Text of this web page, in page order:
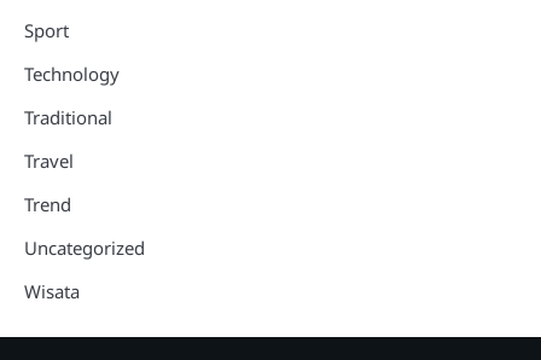
Sport
Technology
Traditional
Travel
Trend
Uncategorized
Wisata